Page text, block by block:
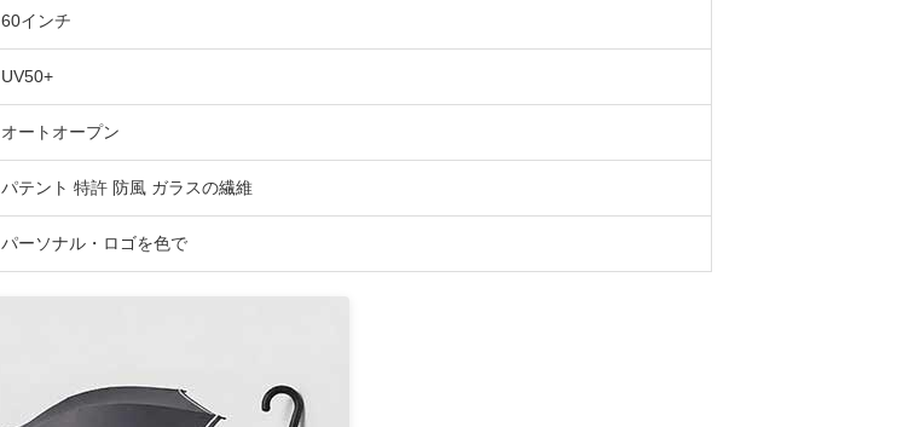
60インチ
UV50+
オートオープン
パテント 特許 防風 ガラスの繊維
パーソナル・ロゴを色で